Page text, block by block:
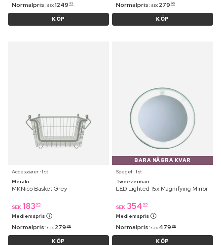
Normalpris: SEK 1249 95
KÖP
Normalpris: SEK 279 95
KÖP
Accessoarer ⋅ 1 st
Meraki
MKNico Basket Grey
SEK 183 95
Medlemspris
Normalpris: SEK 279 95
KÖP
BARA NÅGRA KVAR
Spegel ⋅ 1 st
Tweezerman
LED Lighted 15x Magnifying Mirror
SEK 354 95
Medlemspris
Normalpris: SEK 479 95
KÖP